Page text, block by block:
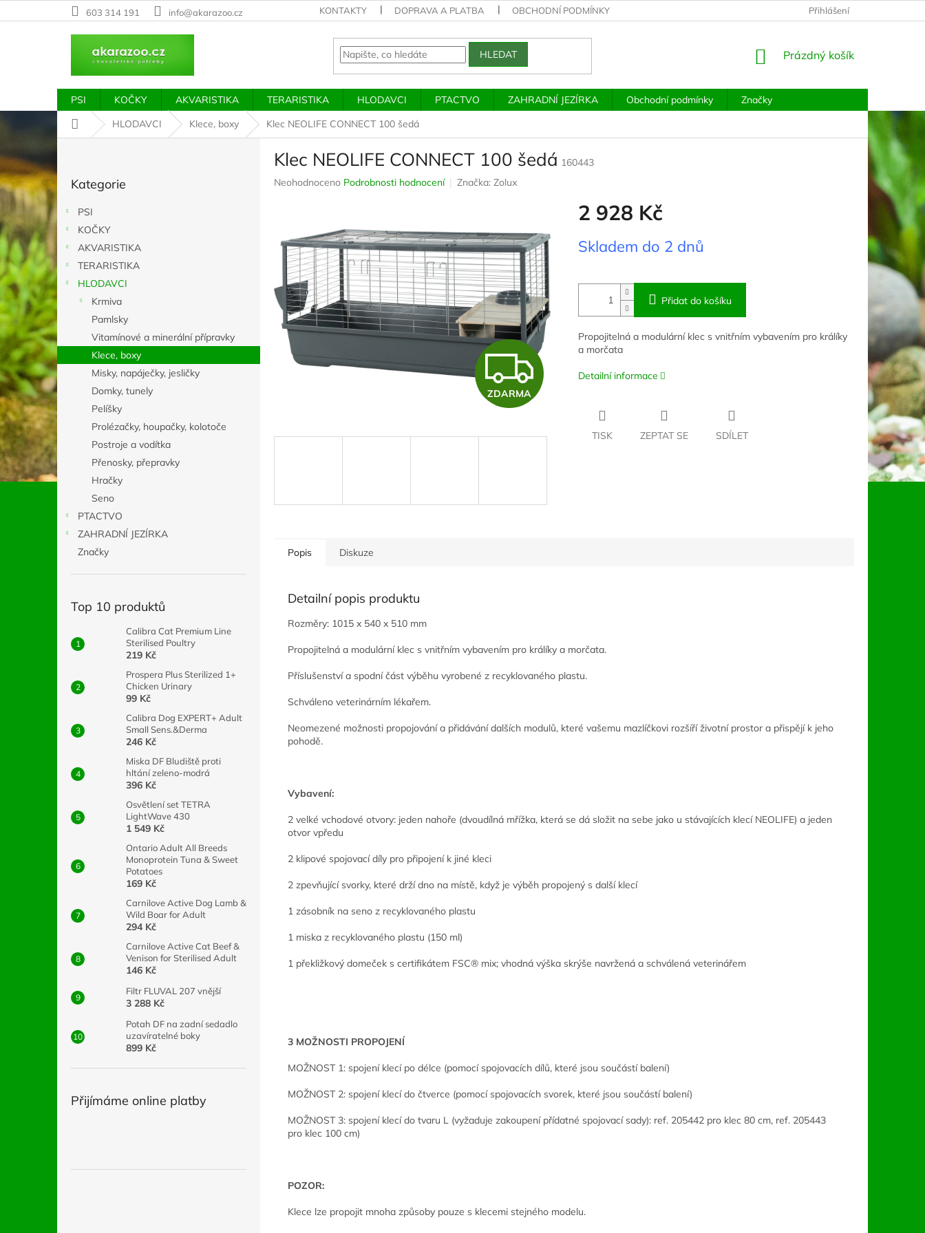
na
603 314 191 info@akarazoo.cz KONTAKTY DOPRAVA A PLATBA OBCHODNÍ PODMÍNKY PODMÍNKY OCHRANY OSOBNÍCH ÚDAJŮ MOJE OBJEDNÁVKA
Přihlášení
HLEDAT
NÁKUPNÍ
Prázdný košík
PSI KOČKY AKVARISTIKA TERARISTIKA HLODAVCI PTACTVO ZAHRADNÍ JEZÍRKA Obchodní podmínky
Značky
Domů
HLODAVCI Klece, boxy Klec NEOLIFE CONNECT 100 šedá
s
t
r
a
í
p
a
n
e
l
kategorie
Kategorie
PSI
KOČKY
AKVARISTIKA
TERARISTIKA
HLODAVCI
Krmiva
Pamlsky
Vitamínové a minerální přípravky
Klece, boxy
Misky, napáječky, jesličky
Domky, tunely
Pelíšky
Prolézačky, houpačky, kolotoče
Postroje a vodítka
Přenosky, přepravky
Hračky
Seno
PTACTVO
ZAHRADNÍ JEZÍRKA
Značky
Top 10 produktů
Calibra Cat Premium Line
Sterilised Poultry
219 Kč
Prospera Plus Sterilized 1+
Chicken Urinary
99 Kč
Calibra Dog EXPERT+ Adult
Small Sens.&Derma
246 Kč
Miska DF Bludiště proti
hltání zeleno-modrá
396 Kč
Osvětlení set TETRA
LightWave 430
1 549 Kč
Ontario Adult All Breeds
Monoprotein Tuna & Sweet
Potatoes
169 Kč
Carnilove Active Dog Lamb &
Wild Boar for Adult
294 Kč
Carnilove Active Cat Beef &
Venison for Sterilised Adult
146 Kč
Filtr FLUVAL 207 vnější
3 288 Kč
Potah DF na zadní sedadlo
uzavíratelné boky
899 Kč
Přijímáme online platby
Klec NEOLIFE CONNECT 100 šedá 160443
Průměrné
hvězdiček.
Neohodnoceno Podrobnosti hodnocení Značka: Zolux
Z
D
R
ZDARMA
2 928 Kč
cena:
Skladem do 2 dnů
Přidat do košíku
Propojitelná a modulární klec s vnitřním vybavením pro králíky
a morčata
Detailní informace
TISK ZEPTAT SE SDÍLET
Popis Diskuze
Detailní popis produktu
Rozměry: 1015 x 540 x 510 mm
Propojitelná a modulární klec s vnitřním vybavením pro králíky a morčata.
Příslušenství a spodní část výběhu vyrobené z recyklovaného plastu.
Schváleno veterinárním lékařem.
Neomezené možnosti propojování a přidávání dalších modulů, které vašemu mazlíčkovi rozšíří životní prostor a přispějí k jeho
pohodě.
Vybavení:
2 velké vchodové otvory: jeden nahoře (dvoudílná mřížka, která se dá složit na sebe jako u stávajících klecí NEOLIFE) a jeden
otvor vpředu
2 klipové spojovací díly pro připojení k jiné kleci
2 zpevňující svorky, které drží dno na místě, když je výběh propojený s další klecí
1 zásobník na seno z recyklovaného plastu
1 miska z recyklovaného plastu (150 ml)
1 překližkový domeček s certifikátem FSC® mix; vhodná výška skrýše navržená a schválená veterinářem
3 MOŽNOSTI PROPOJENÍ
MOŽNOST 1: spojení klecí po délce (pomocí spojovacích dílů, které jsou součástí balení)
MOŽNOST 2: spojení klecí do čtverce (pomocí spojovacích svorek, které jsou součástí balení)
MOŽNOST 3: spojení klecí do tvaru L (vyžaduje zakoupení přídatné spojovací sady): ref. 205442 pro klec 80 cm, ref. 205443
pro klec 100 cm)
POZOR:
Klece lze propojit mnoha způsoby pouze s klecemi stejného modelu.